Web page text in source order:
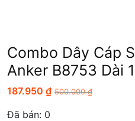
Combo Dây Cáp
Anker B8753 Dài
187.950 ₫ 500.000₫
Đã bán: 0